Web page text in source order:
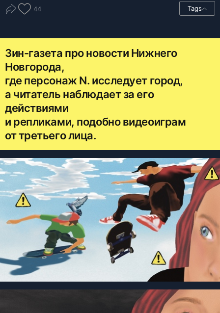
44 Tags
Зин-газета про новости Нижнего
Новгорода,
где персонаж N. исследует город,
а читатель наблюдает за его
действиями
и репликами, подобно видеоиграм
от третьего лица.